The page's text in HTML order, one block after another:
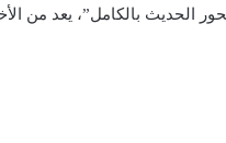
الحديث بالكامل”، يعد من